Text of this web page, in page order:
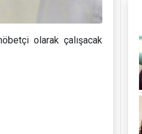
olarak çalışacak